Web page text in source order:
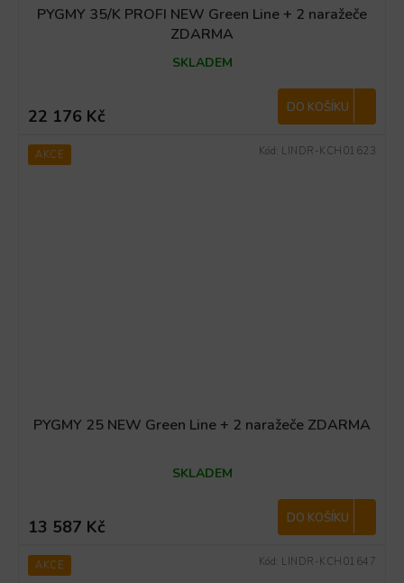
PYGMY 35/K PROFI NEW Green Line + 2 naražeče
ZDARMA
SKLADEM
22 176 Kč DO KOŠÍKU
AKCE
PYGMY 25 NEW Green Line + 2 naražeče ZDARMA
SKLADEM
13 587 Kč DO KOŠÍKU
Kód: LINDR-KCH01623
AKCE Kód: LINDR-KCH01647